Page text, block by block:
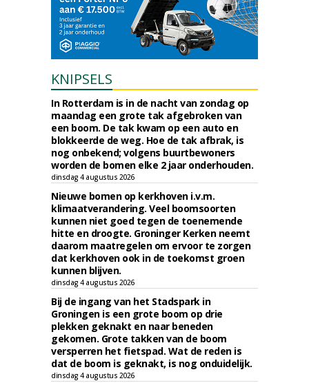
KNIPSELS
In Rotterdam is in de nacht van zondag op
maandag een grote tak afgebroken van
een boom. De tak kwam op een auto en
blokkeerde de weg. Hoe de tak afbrak, is
nog onbekend; volgens buurtbewoners
worden de bomen elke 2 jaar onderhouden.
dinsdag 4 augustus 2026
Nieuwe bomen op kerkhoven i.v.m.
klimaatverandering. Veel boomsoorten
kunnen niet goed tegen de toenemende
hitte en droogte. Groninger Kerken neemt
daarom maatregelen om ervoor te zorgen
dat kerkhoven ook in de toekomst groen
kunnen blijven.
dinsdag 4 augustus 2026
Bij de ingang van het Stadspark in
Groningen is een grote boom op drie
plekken geknakt en naar beneden
gekomen. Grote takken van de boom
versperren het fietspad. Wat de reden is
dat de boom is geknakt, is nog onduidelijk.
dinsdag 4 augustus 2026